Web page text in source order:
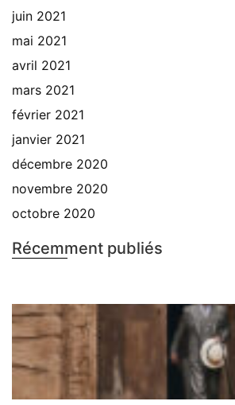
juin 2021
mai 2021
avril 2021
mars 2021
février 2021
janvier 2021
décembre 2020
novembre 2020
octobre 2020
Récemment publiés